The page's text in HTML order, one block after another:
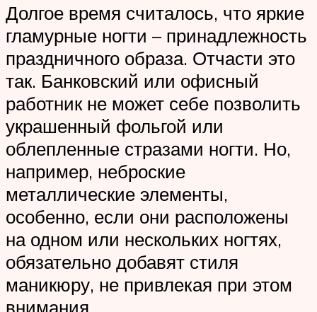
Долгое время считалось, что яркие
гламурные ногти – принадлежность
праздничного образа. Отчасти это
так. Банковский или офисный
работник не может себе позволить
украшенный фольгой или
облепленные стразами ногти. Но,
например, неброские
металлические элементы,
особенно, если они расположены
на одном или нескольких ногтях,
обязательно добавят стиля
маникюру, не привлекая при этом
внимания.